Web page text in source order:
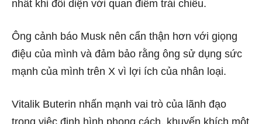
nhất khi đối diện với quan điểm trái chiều.
Ông cảnh báo Musk nên cẩn thận hơn với giọng
điệu của mình và đảm bảo rằng ông sử dụng sức
mạnh của mình trên X vì lợi ích của nhân loại.
Vitalik Buterin nhấn mạnh vai trò của lãnh đạo
trong việc định hình phong cách, khuyến khích một